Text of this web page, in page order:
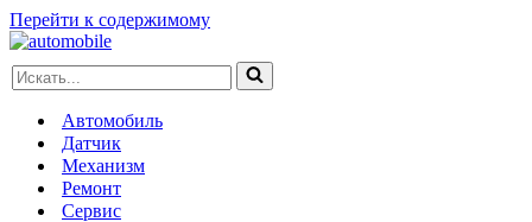
Перейти к содержимому
Искать...
Автомобиль
Датчик
Механизм
Ремонт
Сервис